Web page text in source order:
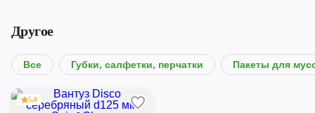
Коряжма
Котлас
Новодвинск
Другое
Все Губки, салфетки, перчатки Пакеты для
5.0